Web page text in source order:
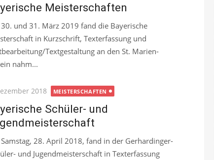
Meisterschaften
und 31. März 2019 fand die Bayerische
in Kurzschrift, Texterfassung und
Textgestaltung an den St. Marien-
nahm...
2018 MEISTERSCHAFTEN
Schüler- und
28. April 2018, fand in der Gerhardinger-
und Jugendmeisterschaft in Texterfassung